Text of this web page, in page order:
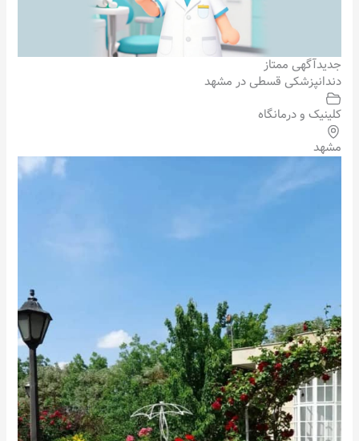
جدیدآگهی ممتاز
دندانپزشکی قسطی در مشهد
کلینیک و درمانگاه
مشهد